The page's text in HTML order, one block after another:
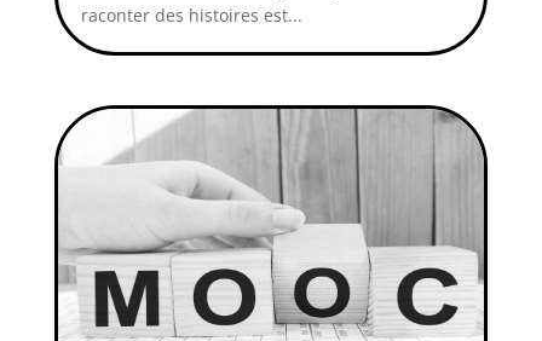
raconter des histoires est...